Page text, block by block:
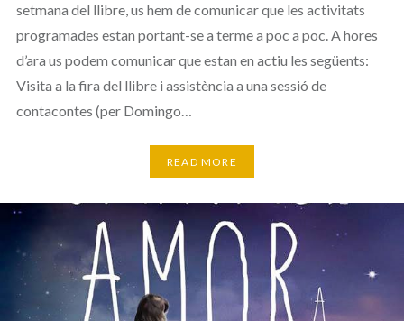
setmana del llibre, us hem de comunicar que les activitats
programades estan portant-se a terme a poc a poc. A hores
d’ara us podem comunicar que estan en actiu les següents:
Visita a la fira del llibre i assistència a una sessió de
contacontes (per Domingo…
READ MORE